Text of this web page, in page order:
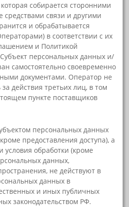
собирается сторонними
средствами связи и другими
и обрабатывается
в соответствии с их
и Политикой
персональных данных и/
самостоятельно своевременно
документами. Оператор не
за действия третьих лиц, в том
пункте поставщиков
персональных данных
предоставления доступа), а
условия обработки (кроме
данных,
не действуют в
данных в
и иных публичных
законодательством РФ.